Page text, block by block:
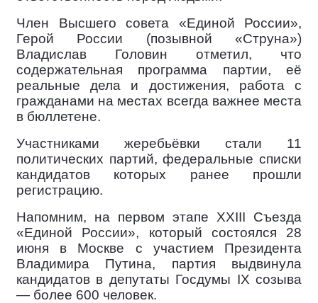
Член Высшего совета «Единой России»,
Герой России (позывной «Струна»)
Владислав Головин отметил, что
содержательная программа партии, её
реальные дела и достижения, работа с
гражданами на местах всегда важнее места
в бюллетене.
Участниками жеребьёвки стали 11
политических партий, федеральные списки
кандидатов которых ранее прошли
регистрацию.
Напомним, на первом этапе XXIII Съезда
«Единой России», который состоялся 28
июня в Москве с участием Президента
Владимира Путина, партия выдвинула
кандидатов в депутаты Госдумы IX созыва
— более 600 человек.